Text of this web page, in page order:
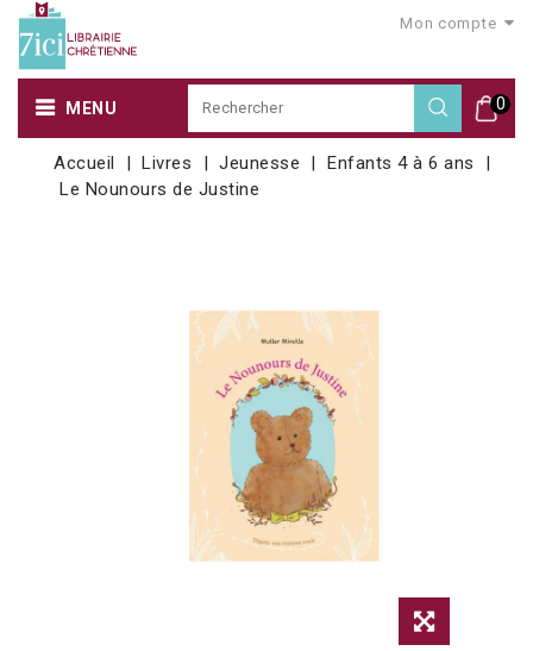
Mon compte
0
MENU
Accueil Livres Jeunesse
Enfants 4 à 6 ans
Le Nounours de Justine